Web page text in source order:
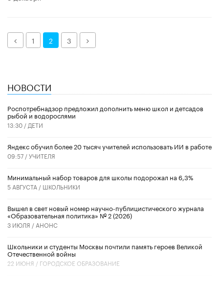
Назад1 2 3 Далее
НОВОСТИ
Роспотребнадзор предложил дополнить меню школ и детсадов
рыбой и водорослями
13:30 / ДЕТИ
​Яндекс обучил более 20 тысяч учителей использовать ИИ в работе
09:57 /УЧИТЕЛЯ
Минимальный набор товаров для школы подорожал на 6,3%
5 АВГУСТА / ШКОЛЬНИКИ
Вышел в свет новый номер научно-публицистического журнала
«Образовательная политика» № 2 (2026)
3 ИЮЛЯ / АНОНС
Школьники и студенты Москвы почтили память героев Великой
Отечественной войны
22 ИЮНЯ / ГОРОДСКОЕ ОБРАЗОВАНИЕ